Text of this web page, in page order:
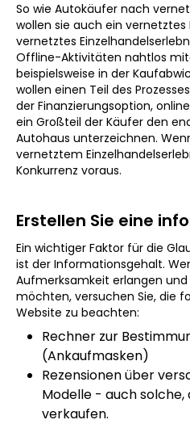
So wie Autokäufer nach
wollen sie auch ein vernetztes
vernetztes
Offline-Aktivitäten nahtlos
beispielsweise in der
wollen einen Teil des
der Finanzierungsoption,
ein Großteil der Käufer den
Autohaus unterzeichnen.
vernetztem
Konkurrenz voraus.
Erstellen Sie eine
Ein wichtiger Faktor für die
ist der Informationsgehalt.
Aufmerksamkeit erlangen
möchten, versuchen Sie, die
Website zu beachten:
Rechner zur
(Ankaufmasken)
Rezensionen über
Modelle - auch solche,
verkaufen.